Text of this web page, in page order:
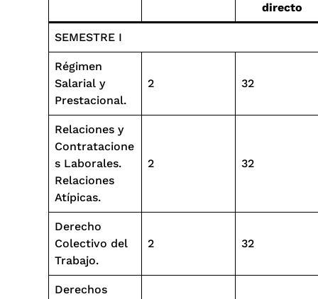
directo
SEMESTRE I
Régimen
Salarial y
Prestacional.
2 32
Relaciones y
Contratacione
s Laborales.
Relaciones
Atípicas.
2 32
Derecho
Colectivo del
Trabajo.
2 32
Derechos